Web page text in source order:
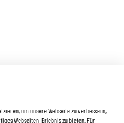
um unsere Webseite zu verbessern,
Webseiten-Erlebnis zu bieten. Für